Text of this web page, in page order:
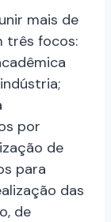
mais de
três focos:
por
de
para
das
de